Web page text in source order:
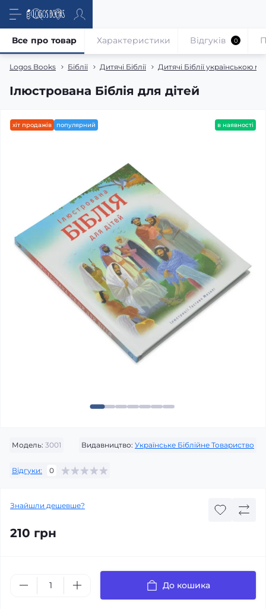
Logos Books Біблії Дитячі Біблії Дитячі Біблії українською
Ілюстрована Біблія для дітей
Все про товар Характеристики Відгуків 0
хіт продажів популярний в наявності
Модель: 3001 Видавництво: Українське Біблійне Товариство
Відгуки: 0
Знайшли дешевше?
210 грн
До кошика